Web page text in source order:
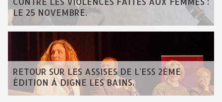
LE 25 NOVEMBRE.
RETOUR SUR LES ASSISES DE L'ESS 2ÈME
ÉDITION À DIGNE LES BAINS.